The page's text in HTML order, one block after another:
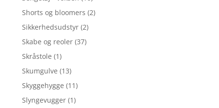
Shorts og bloomers (2)
Sikkerhedsudstyr (2)
Skabe og reoler (37)
Skråstole (1)
Skumgulve (13)
Skyggehygge (11)
Slyngevugger (1)